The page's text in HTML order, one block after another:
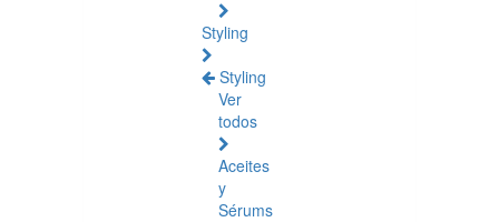
Styling
Styling
Ver
todos
Aceites
y
Sérums